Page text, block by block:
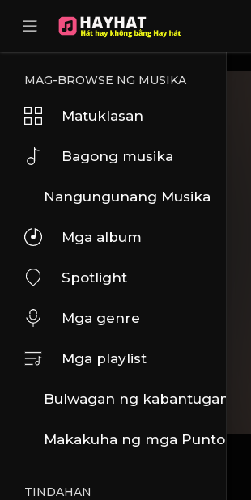
MAG-BROWSE NG MUSIKA
Matuklasan
Bagong musika
Nangungunang Musika
Mga album
Spotlight
Mga genre
Mga playlist
Bulwagan ng kabantuganan
Makakuha ng mga Puntos
TINDAHAN